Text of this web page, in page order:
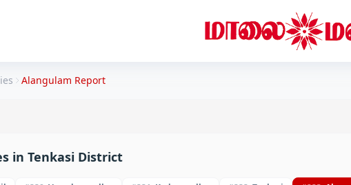
Alangulam Report
in Tenkasi District